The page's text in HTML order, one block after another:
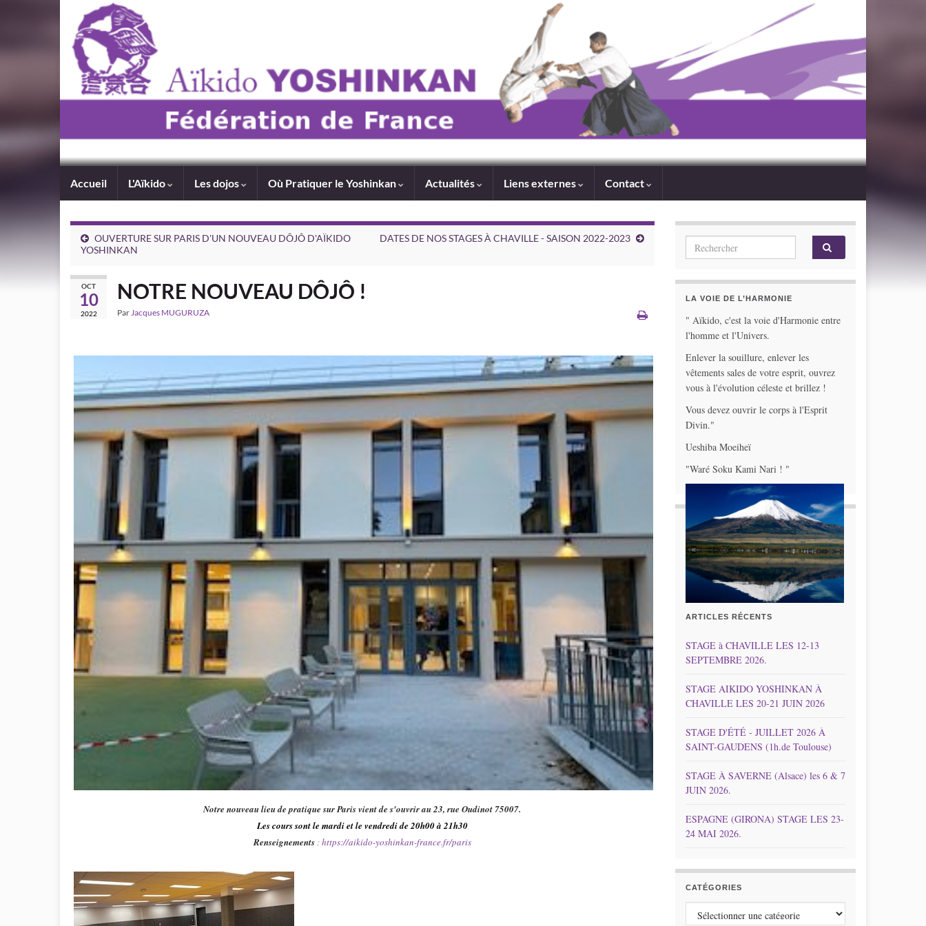
Accueil L'Aïkido Les dojos Où Pratiquer le Yoshinkan Actualités Liens externes Contact
OUVERTURE SUR PARIS D'UN NOUVEAU DÔJÔ D'AÏKIDO
YOSHINKAN
DATES DE NOS STAGES À CHAVILLE - SAISON 2022-2023
OCT
10
2022
NOTRE NOUVEAU DÔJÔ !
ParJacques MUGURUZA
Notre nouveau lieu de pratique sur Paris vient de s'ouvrir au 23, rue Oudinot 75007.
Les cours sont le mardi et le vendredi de 20h00 à 21h30
Renseignements:https://aikido-yoshinkan-france.fr/paris
Search for:
LA VOIE DE L’HARMONIE
" Aïkido, c'est la voie d'Harmonie entre
l'homme et l'Univers.
Enlever la souillure, enlever les
vêtements sales de votre esprit, ouvrez
vous à l'évolution céleste et brillez !
Vous devez ouvrir le corps à l'Esprit
Divin."
Ueshiba Moeiheï
"Waré Soku Kami Nari ! "
ARTICLES RÉCENTS
STAGE à CHAVILLE LES 12-13
SEPTEMBRE 2026.
STAGE AIKIDO YOSHINKAN À
CHAVILLE LES 20-21 JUIN 2026
STAGE D'ÉTÉ - JUILLET 2026 À
SAINT-GAUDENS (1h.de Toulouse)
STAGE À SAVERNE (Alsace) les 6 & 7
JUIN 2026.
ESPAGNE (GIRONA) STAGE LES 23-
24 MAI 2026.
CATÉGORIES
Catégories